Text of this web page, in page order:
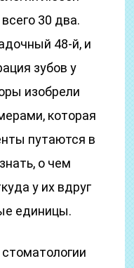
30 два.
48-й, и
зубов у
изобрели
которая
путаются в
о чем
у их вдруг
единицы.